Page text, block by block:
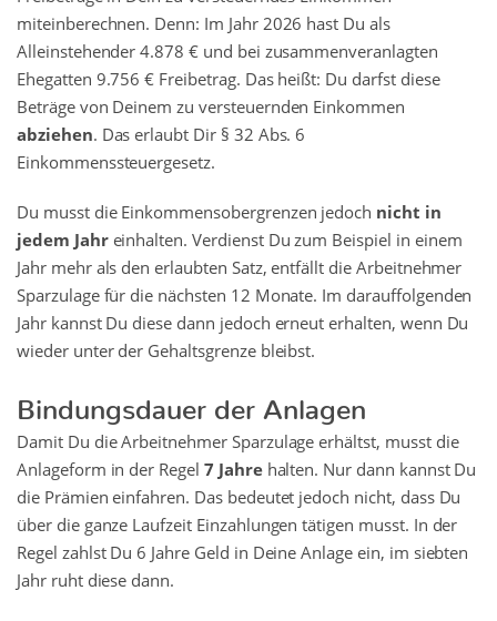
miteinberechnen. Denn: Im Jahr 2026 hast Du als
Alleinstehender 4.878 € und bei zusammenveranlagten
Ehegatten 9.756 € Freibetrag. Das heißt: Du darfst diese
Beträge von Deinem zu versteuernden Einkommen
abziehen. Das erlaubt Dir § 32 Abs. 6
Einkommenssteuergesetz.
Du musst die Einkommensobergrenzen jedoch nicht in
jedem Jahreinhalten. Verdienst Du zum Beispiel in einem
Jahr mehr als den erlaubten Satz, entfällt die Arbeitnehmer
Sparzulage für die nächsten 12 Monate. Im darauffolgenden
Jahr kannst Du diese dann jedoch erneut erhalten, wenn Du
wieder unter der Gehaltsgrenze bleibst.
Bindungsdauer der Anlagen
Damit Du die Arbeitnehmer Sparzulage erhältst, musst die
Anlageform in der Regel 7 Jahrehalten. Nur dann kannst Du
die Prämien einfahren. Das bedeutet jedoch nicht, dass Du
über die ganze Laufzeit Einzahlungen tätigen musst. In der
Regel zahlst Du 6 Jahre Geld in Deine Anlage ein, im siebten
Jahr ruht diese dann.